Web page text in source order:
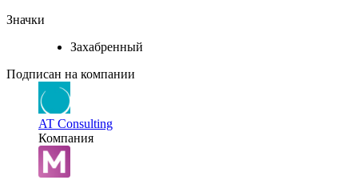
Значки
Захабренный
Подписан на компании
AT Consulting
Компания